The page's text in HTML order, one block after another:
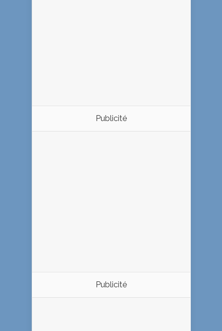
Publicité
Publicité